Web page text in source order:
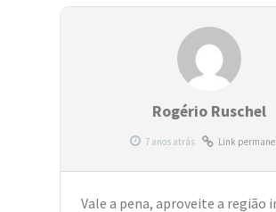
Rogério Ruschel
Link
Vale a pena, aproveite a região